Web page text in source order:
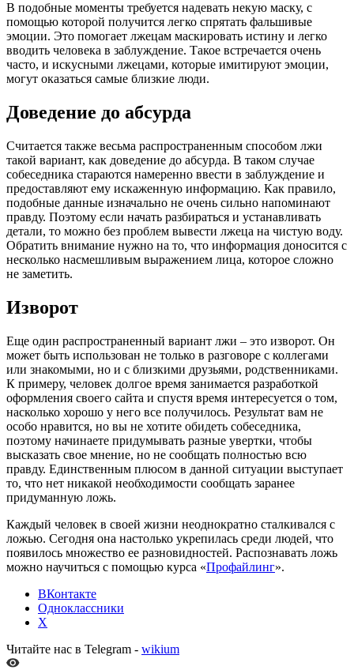
В подобные моменты требуется надевать некую маску, с
помощью которой получится легко спрятать фальшивые
эмоции. Это помогает лжецам маскировать истину и легко
вводить человека в заблуждение. Такое встречается очень
часто, и искусными лжецами, которые имитируют эмоции,
могут оказаться самые близкие люди.
Доведение до абсурда
Считается также весьма распространенным способом лжи
такой вариант, как доведение до абсурда. В таком случае
собеседника стараются намеренно ввести в заблуждение и
предоставляют ему искаженную информацию. Как правило,
подобные данные изначально не очень сильно напоминают
правду. Поэтому если начать разбираться и устанавливать
детали, то можно без проблем вывести лжеца на чистую воду.
Обратить внимание нужно на то, что информация доносится с
несколько насмешливым выражением лица, которое сложно
не заметить.
Изворот
Еще один распространенный вариант лжи – это изворот. Он
может быть использован не только в разговоре с коллегами
или знакомыми, но и с близкими друзьями, родственниками.
К примеру, человек долгое время занимается разработкой
оформления своего сайта и спустя время интересуется о том,
насколько хорошо у него все получилось. Результат вам не
особо нравится, но вы не хотите обидеть собеседника,
поэтому начинаете придумывать разные увертки, чтобы
высказать свое мнение, но не сообщать полностью всю
правду. Единственным плюсом в данной ситуации выступает
то, что нет никакой необходимости сообщать заранее
придуманную ложь.
Каждый человек в своей жизни неоднократно сталкивался с
ложью. Сегодня она настолько укрепилась среди людей, что
появилось множество ее разновидностей. Распознавать ложь
можно научиться с помощью курса «Профайлинг».
ВКонтакте
Одноклассники
X
Читайте нас в Telegram - wikium